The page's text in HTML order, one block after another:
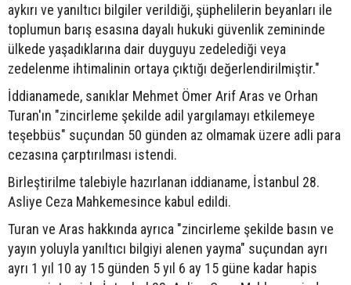
aykırı ve yanıltıcı bilgiler verildiği, şüphelilerin beyanları ile
toplumun barış esasına dayalı hukuki güvenlik zemininde
ülkede yaşadıklarına dair duyguyu zedelediği veya
zedelenme ihtimalinin ortaya çıktığı değerlendirilmiştir."
İddianamede, sanıklar Mehmet Ömer Arif Aras ve Orhan
Turan'ın "zincirleme şekilde adil yargılamayı etkilemeye
teşebbüs" suçundan 50 günden az olmamak üzere adli para
cezasına çarptırılması istendi.
Birleştirilme talebiyle hazırlanan iddianame, İstanbul 28.
Asliye Ceza Mahkemesince kabul edildi.
Turan ve Aras hakkında ayrıca "zincirleme şekilde basın ve
yayın yoluyla yanıltıcı bilgiyi alenen yayma" suçundan ayrı
ayrı 1 yıl 10 ay 15 günden 5 yıl 6 ay 15 güne kadar hapis